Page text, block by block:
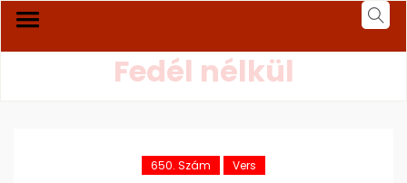
Fedél nélkül
650. Szám Vers